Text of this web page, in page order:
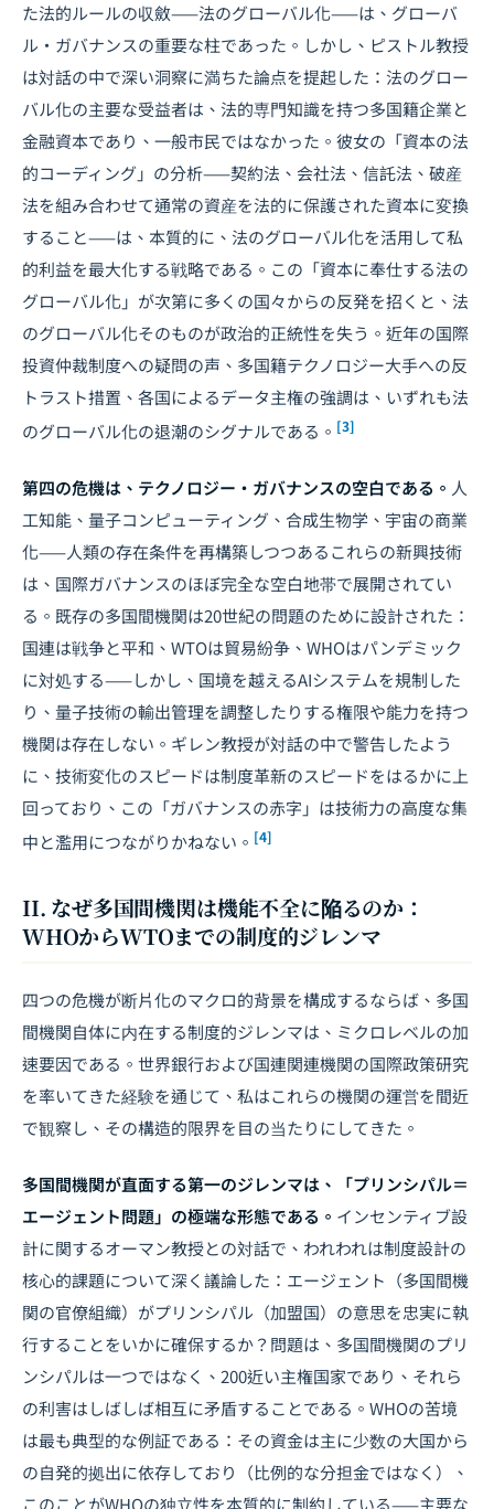
た法的ルールの収斂——法のグローバル化——は、グローバ
ル・ガバナンスの重要な柱であった。しかし、ピストル教授
は対話の中で深い洞察に満ちた論点を提起した：法のグロー
バル化の主要な受益者は、法的専門知識を持つ多国籍企業と
金融資本であり、一般市民ではなかった。彼女の「資本の法
的コーディング」の分析——契約法、会社法、信託法、破産
法を組み合わせて通常の資産を法的に保護された資本に変換
すること——は、本質的に、法のグローバル化を活用して私
的利益を最大化する戦略である。この「資本に奉仕する法の
グローバル化」が次第に多くの国々からの反発を招くと、法
のグローバル化そのものが政治的正統性を失う。近年の国際
投資仲裁制度への疑問の声、多国籍テクノロジー大手への反
トラスト措置、各国によるデータ主権の強調は、いずれも法
のグローバル化の退潮のシグナルである。 [3]
第四の危機は、テクノロジー・ガバナンスの空白である。 人
工知能、量子コンピューティング、合成生物学、宇宙の商業
化——人類の存在条件を再構築しつつあるこれらの新興技術
は、国際ガバナンスのほぼ完全な空白地帯で展開されてい
る。既存の多国間機関は20世紀の問題のために設計された：
国連は戦争と平和、WTOは貿易紛争、WHOはパンデミック
に対処する——しかし、国境を越えるAIシステムを規制した
り、量子技術の輸出管理を調整したりする権限や能力を持つ
機関は存在しない。ギレン教授が対話の中で警告したよう
に、技術変化のスピードは制度革新のスピードをはるかに上
回っており、この「ガバナンスの赤字」は技術力の高度な集
中と濫用につながりかねない。 [4]
II. なぜ多国間機関は機能不全に陥るのか：
WHOからWTOまでの制度的ジレンマ
四つの危機が断片化のマクロ的背景を構成するならば、多国
間機関自体に内在する制度的ジレンマは、ミクロレベルの加
速要因である。世界銀行および国連関連機関の国際政策研究
を率いてきた経験を通じて、私はこれらの機関の運営を間近
で観察し、その構造的限界を目の当たりにしてきた。
多国間機関が直面する第一のジレンマは、「プリンシパル＝
エージェント問題」の極端な形態である。 インセンティブ設
計に関するオーマン教授との対話で、われわれは制度設計の
核心的課題について深く議論した：エージェント（多国間機
関の官僚組織）がプリンシパル（加盟国）の意思を忠実に執
行することをいかに確保するか？問題は、多国間機関のプリ
ンシパルは一つではなく、200近い主権国家であり、それら
の利害はしばしば相互に矛盾することである。WHOの苦境
は最も典型的な例証である：その資金は主に少数の大国から
の自発的拠出に依存しており（比例的な分担金ではなく）、
このことがWHOの独立性を本質的に制約している——主要な